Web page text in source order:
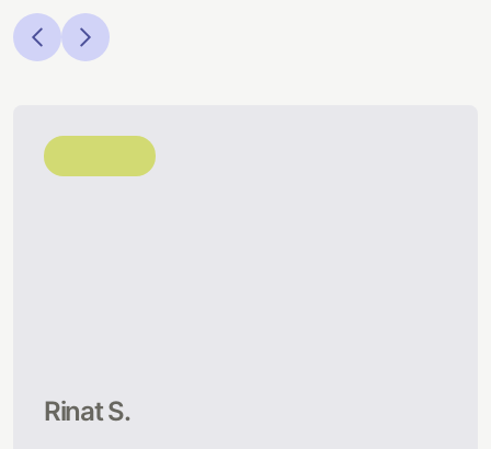
Rinat S.